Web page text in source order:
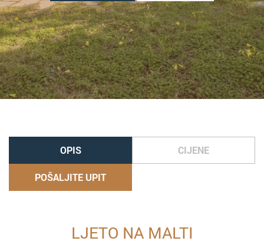
OPIS CIJENE
POŠALJITE UPIT
LJETO NA MALTI